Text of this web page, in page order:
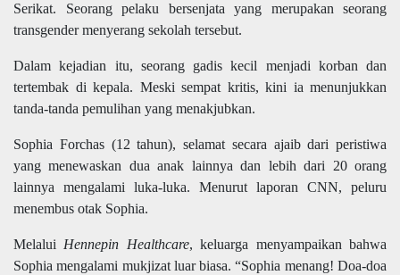
Serikat. Seorang pelaku bersenjata yang merupakan seorang
transgender menyerang sekolah tersebut.
Dalam kejadian itu, seorang gadis kecil menjadi korban dan
tertembak di kepala. Meski sempat kritis, kini ia menunjukkan
tanda-tanda pemulihan yang menakjubkan.
Sophia Forchas (12 tahun), selamat secara ajaib dari peristiwa
yang menewaskan dua anak lainnya dan lebih dari 20 orang
lainnya mengalami luka-luka. Menurut laporan CNN, peluru
menembus otak Sophia.
Melalui Hennepin Healthcare, keluarga menyampaikan bahwa
Sophia mengalami mukjizat luar biasa. “Sophia menang! Doa-doa